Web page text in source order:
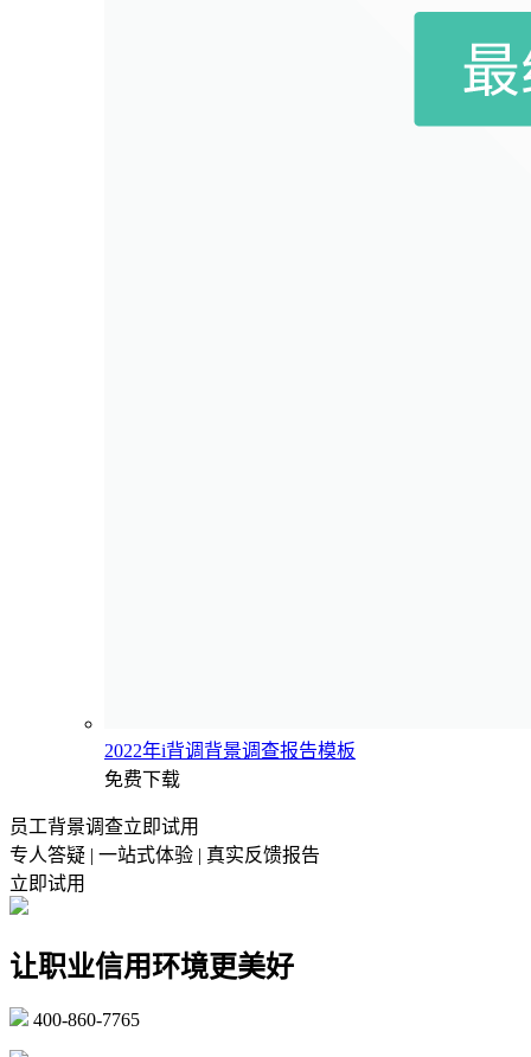
2022年i背调背景调查报告模板
免费下载
员工背景调查立即试用
专人答疑 | 一站式体验 | 真实反馈报告
立即试用
让职业信用环境更美好
400-860-7765